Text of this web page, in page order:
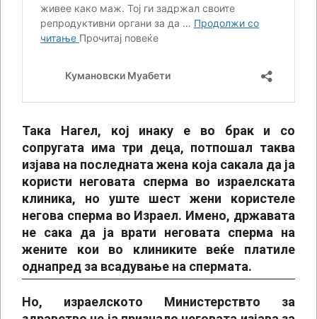
Така Нагел, кој инаку е во брак и со
сопругата има три деца, потпошал таква
изјава на последната жена која сакала да ја
користи неговата сперма во израелската
клиника, но уште шест жени користеле
негова сперма во Израел. Имено, државата
не сака да ја врати неговата сперма на
жените кои во клиниките веќе платиле
однапред за всадување на спермата.
Но, израелското Министерствто за